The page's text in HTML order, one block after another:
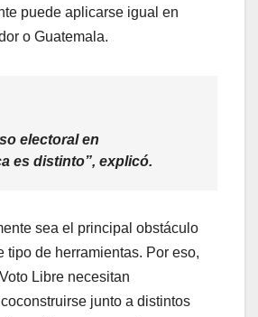
puede aplicarse igual en
o Guatemala.
electoral en
es distinto”, explicó.
sea el principal obstáculo
tipo de herramientas. Por eso,
Libre necesitan
junto a distintos